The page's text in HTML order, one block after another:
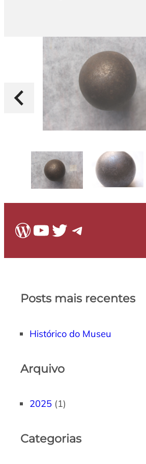
WordPress
Youtube
Twitter
Telegram
Posts mais recentes
Histórico do Museu
Arquivo
2025 (1)
Categorias